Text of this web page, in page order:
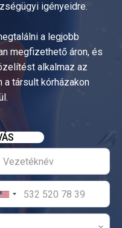
igényeidre.
a legjobb
megfizethető áron, és
alkalmaz az
társult kórházakon